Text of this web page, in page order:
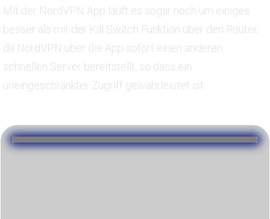
Mit der NordVPN App läuft es sogar noch um einiges
besser als mit der Kill Switch Funktion über den Router,
da NordVPN über die App sofort einen anderen
schnellen Server bereitstellt, so dass ein
uneingeschränkter Zugriff gewährleistet ist.